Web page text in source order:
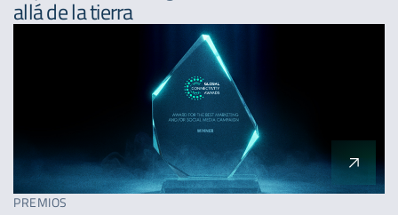
allá de la tierra
PREMIOS